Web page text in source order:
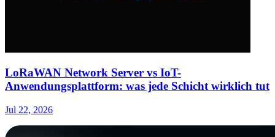
LoRaWAN Network Server vs IoT-
Anwendungsplattform: was jede Schicht wirklich tut
Jul 22, 2026